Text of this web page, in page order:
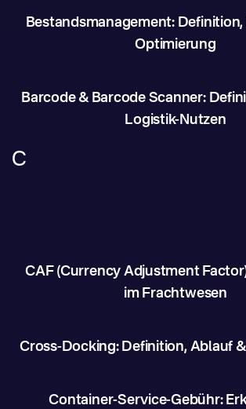
Bestandsmanagement:
Optimierung
Barcode & Barcode Scanner:
Logistik-Nutzen
C
CAF (Currency Adjustment
im Frachtwesen
Cross-Docking: Definition, Ablauf
Container-Service-Gebühr: